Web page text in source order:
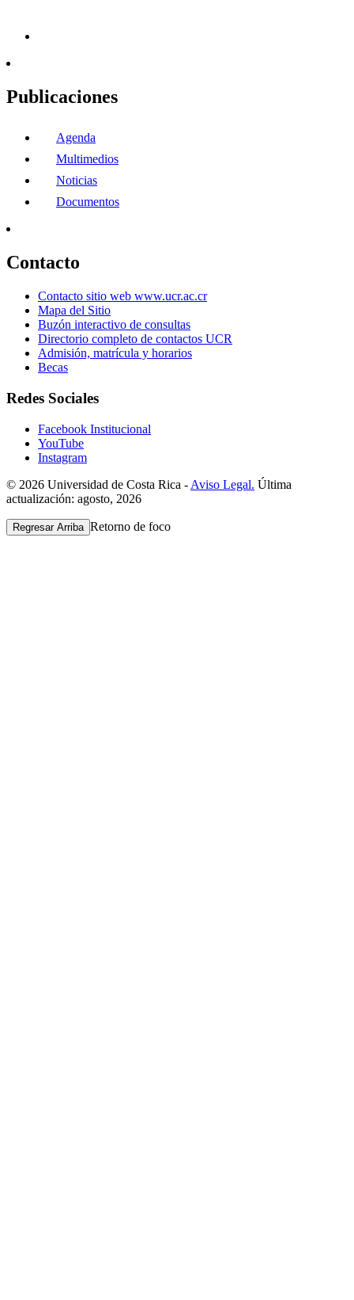
Publicaciones
Agenda
Multimedios
Noticias
Documentos
Contacto
Contacto sitio web www.ucr.ac.cr
Mapa del Sitio
Buzón interactivo de consultas
Directorio completo de contactos UCR
Admisión, matrícula y horarios
Becas
Redes Sociales
Facebook Institucional
YouTube
Instagram
© 2026 Universidad de Costa Rica - Aviso Legal. Última
actualización: agosto, 2026
Regresar Arriba Retorno de foco